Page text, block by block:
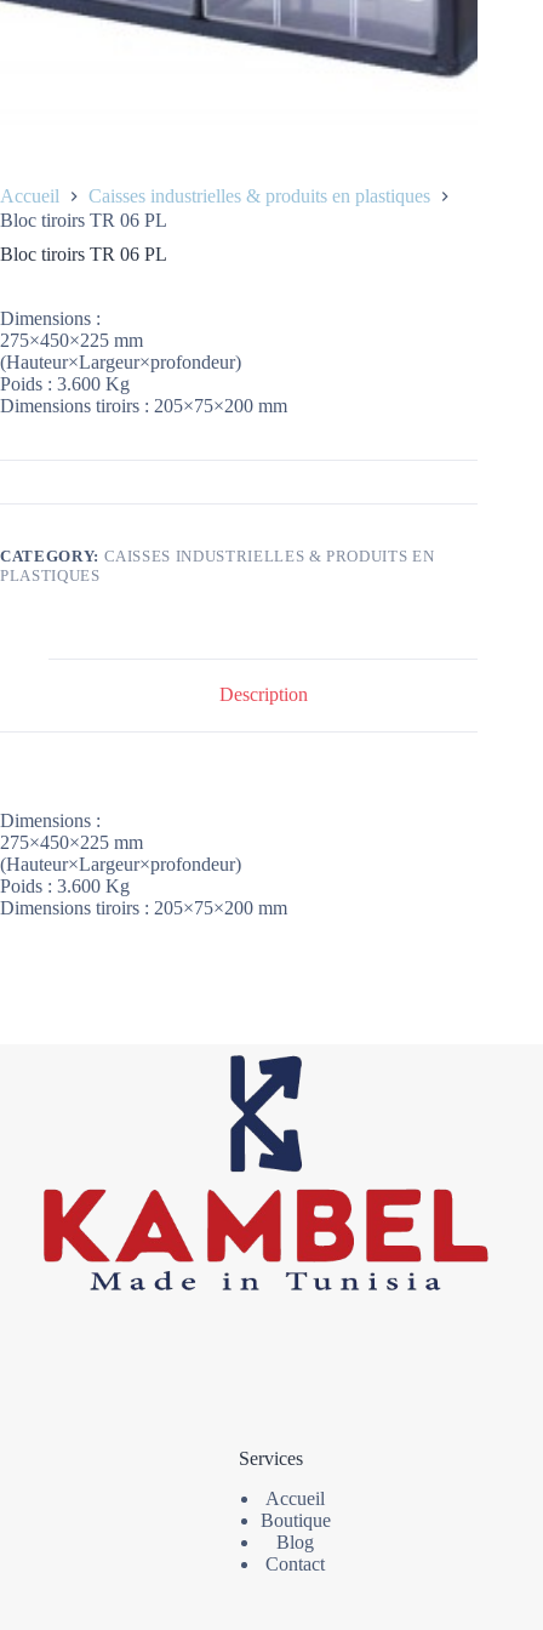
Accueil
Caisses industrielles & produits en plastiques
Bloc tiroirs TR 06 PL
Bloc tiroirs TR 06 PL
Dimensions :
275×450×225 mm
(Hauteur×Largeur×profondeur)
Poids : 3.600 Kg
Dimensions tiroirs : 205×75×200 mm
CATEGORY: CAISSES INDUSTRIELLES & PRODUITS EN
PLASTIQUES
Description
Dimensions :
275×450×225 mm
(Hauteur×Largeur×profondeur)
Poids : 3.600 Kg
Dimensions tiroirs : 205×75×200 mm
Services
Accueil
Boutique
Blog
Contact